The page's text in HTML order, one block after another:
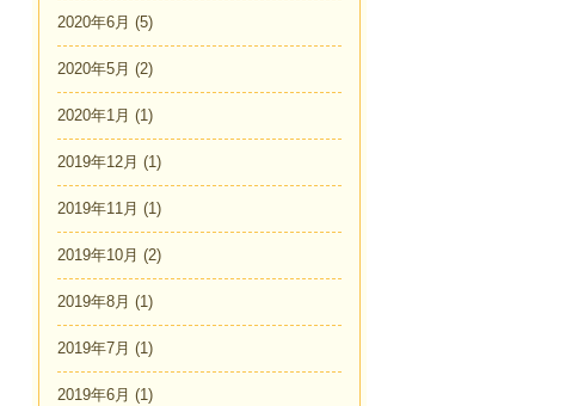
2020年6月 (5)
2020年5月 (2)
2020年1月 (1)
2019年12月 (1)
2019年11月 (1)
2019年10月 (2)
2019年8月 (1)
2019年7月 (1)
2019年6月 (1)